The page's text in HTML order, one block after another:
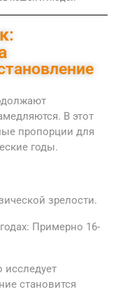
В этот
пропорции для
годы.
зрелости.
Примерно 16-
исследует
становится